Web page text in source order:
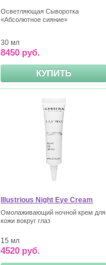
Осветляющая Сыворотка
«Абсолютное сияние»
30 мл
8450 руб.
КУПИТЬ
Illustrious Night Eye Cream
Омолаживающий ночной крем для
кожи вокруг глаз
15 мл
4520 руб.